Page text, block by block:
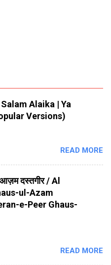
Salam Alaika | Ya
Versions)
READ MORE
दस्तगीर / Al
ul-Azam
e-Peer Ghaus-
READ MORE